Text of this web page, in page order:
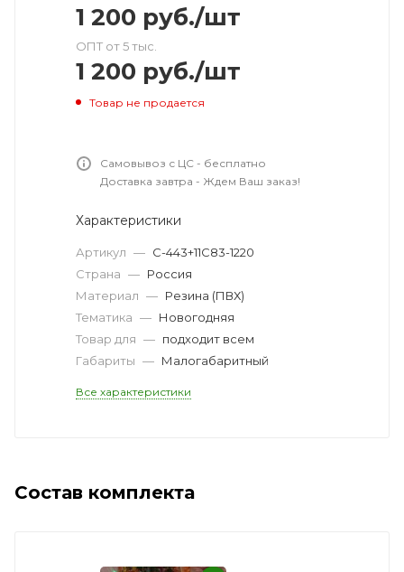
1 200 руб./шт
ОПТ от 5 тыс.
1 200 руб./шт
Товар не продается
Самовывоз с ЦС - бесплатно
Доставка завтра - Ждем Ваш заказ!
Характеристики
Артикул — С-443+11С83-1220
Страна — Россия
Материал — Резина (ПВХ)
Тематика — Новогодняя
Товар для — подходит всем
Габариты — Малогабаритный
Все характеристики
Состав комплекта